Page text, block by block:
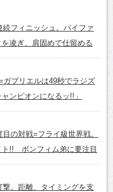
続フィニッシュ。パイファ
凌ぎ、肩固めで仕留める
ガブリエルは49秒でラジズ
ンピオンになるッ!!」
の対戦=フライ級世界戦。
ト!! ボンフィム弟に要注目
撃。距離、タイミングを支